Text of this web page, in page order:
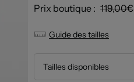
Prix boutique : 119,00€
Guide des tailles
Tailles disponibles